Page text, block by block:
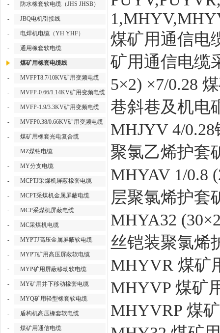
- 防水橡套软电缆（JHS JHSB）
- JBQ电机引接线
- 电焊机电缆（YH YHF）
- 通用橡套软电缆
煤矿用橡套电缆线
- MVFPT8.7/10KV矿用变频电缆
- MVFP-0.66/1.14KV矿用变频电缆
- MVFP-1.9/3.3KV矿用变频电缆
- MVFP0.38/0.66KV矿用变频电缆
- 煤矿用橡套光电复合缆
- MZ煤钻电缆
- MY分支电缆
- MCPTJ采煤机屏蔽橡套电缆
- MCPT采煤机金属屏蔽电缆
- MCP采煤机屏蔽电缆
- MC采煤机电缆
- MYPTJ高压金属屏蔽软电缆
- MYPT矿用高压屏蔽软电缆
- MYP矿用屏蔽移动软电缆
- MY矿用井下移动橡套电缆
- MYQ矿用轻型橡套软电缆
- 盾构机高压橡套软电缆
- 煤矿用通信电缆
煤矿用通信电
矿用通信电缆
5×2) ×7/0.28
巷斜巷及机电
MHJYV 4/
聚氯乙烯护套
MHYAV 1/0.8
层聚氯烯护套
MHYA32
丝铠装聚氯烯
MHYVR 煤矿
MHYVP 煤矿
MHYVRP 煤